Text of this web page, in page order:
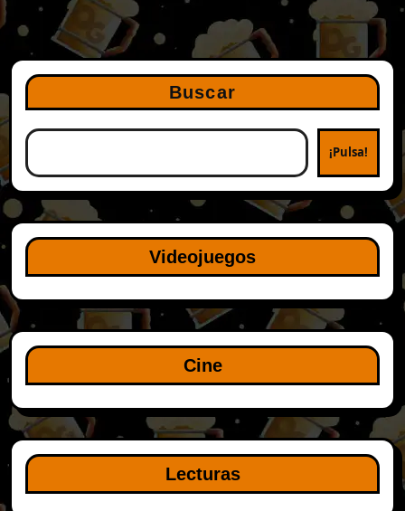
Buscar
¡Pulsa!
Videojuegos
Cine
Lecturas